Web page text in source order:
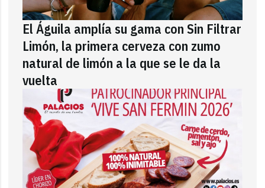
El Águila amplía su gama con Sin Filtrar
Limón, la primera cerveza con zumo
natural de limón a la que se le da la
vuelta